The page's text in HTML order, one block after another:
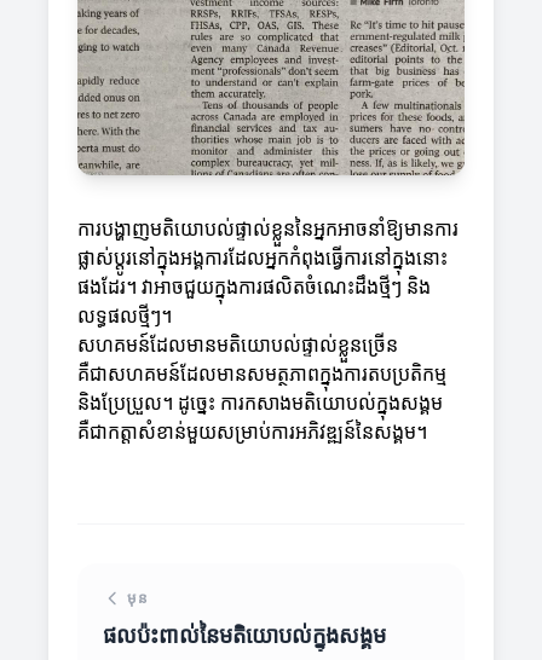
ការបង្ហាញមតិយោបល់ផ្ទាល់ខ្លួននៃអ្នកអាចនាំឱ្យមានការ
ផ្លាស់ប្តូរនៅក្នុងអង្គការដែលអ្នកកំពុងធ្វើការនៅក្នុងនោះ
ផងដែរ។ វាអាចជួយក្នុងការផលិតចំណេះដឹងថ្មីៗ និង
លទ្ធផលថ្មីៗ។
សហគមន៍ដែលមានមតិយោបល់ផ្ទាល់ខ្លួនច្រើន
គឺជាសហគមន៍ដែលមានសមត្ថភាពក្នុងការតបប្រតិកម្ម
និងប្រែប្រួល។ ដូច្នេះ ការកសាងមតិយោបល់ក្នុងសង្គម
គឺជាកត្តាសំខាន់មួយសម្រាប់ការអភិវឌ្ឍន៍នៃសង្គម។
មុន
ផលប៉ះពាល់នៃមតិយោបល់ក្នុងសង្គម